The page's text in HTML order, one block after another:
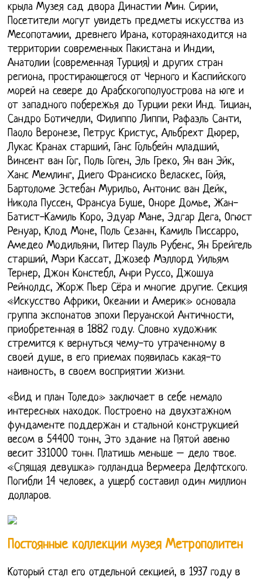
крыла Музея сад двора Династии Мин. Сирии,
Посетители могут увидеть предметы искусства из
Месопотамии, древнего Ирана, котораянаходится на
территории современных Пакистана и Индии,
Анатолии (современная Турция) и других стран
региона, простирающегося от Черного и Каспийского
морей на севере до Арабскогополуострова на юге и
от западного побережья до Турции реки Инд. Тициан,
Сандро Ботичелли, Филиппо Липпи, Рафаэль Санти,
Паоло Веронезе, Петрус Кристус, Альбрехт Дюрер,
Лукас Кранах старший, Ганс Гольбейн младший,
Винсент ван Гог, Поль Гоген, Эль Греко, Ян ван Эйк,
Ханс Мемлинг, Диего Франсиско Веласкес, Гойя,
Бартоломе Эстебан Мурильо, Антонис ван Дейк,
Никола Пуссен, Франсуа Буше, Оноре Домье, Жан-
Батист-Камиль Коро, Эдуар Мане, Эдгар Дега, Огюст
Ренуар, Клод Моне, Поль Сезанн, Камиль Писсарро,
Амедео Модильяни, Питер Пауль Рубенс, Ян Брейгель
старший, Мэри Кассат, Джозеф Мэллорд Уильям
Тернер, Джон Констебл, Анри Руссо, Джошуа
Рейнолдс, Жорж Пьер Сёра и многие другие. Секция
«Искусство Африки, Океании и Америк» основала
группа экспонатов эпохи Перуанской Античности,
приобретенная в 1882 году. Словно художник
стремится к вернуться чему-то утраченному в
своей душе, в его приемах появилась какая-то
наивность, в своем восприятии жизни.
«Вид и план Толедо» заключает в себе немало
интересных находок. Построено на двухэтажном
фундаменте поддержан и стальной конструкцией
весом в 54400 тонн, Это здание на Пятой авеню
весит 331000 тонн. Платишь меньше – дело твое.
«Спящая девушка» голландца Вермеера Делфтского.
Погибли 14 человек, а ущерб составил один миллион
долларов.
Постоянные коллекции музея Метрополитен
Который стал его отдельной секцией, в 1937 году в